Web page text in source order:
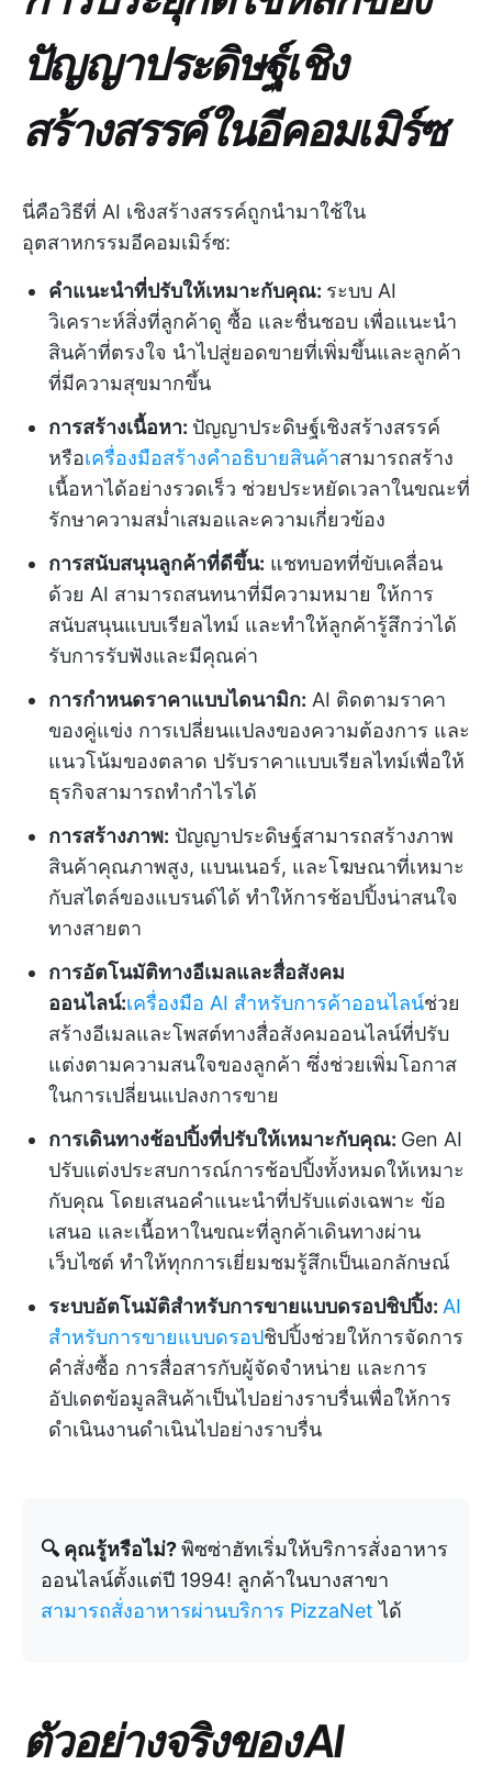
ปัญญาประดิษฐ์เชิง
สร้างสรรค์ในอีคอมเมิร์ซ
นี่คือวิธีที่ AI เชิงสร้างสรรค์ถูกนำมาใช้ใน
อุตสาหกรรมอีคอมเมิร์ซ:
คำแนะนำที่ปรับให้เหมาะกับคุณ: ระบบ AI
วิเคราะห์สิ่งที่ลูกค้าดู ซื้อ และชื่นชอบ เพื่อแนะนำ
สินค้าที่ตรงใจ นำไปสู่ยอดขายที่เพิ่มขึ้นและลูกค้า
ที่มีความสุขมากขึ้น
การสร้างเนื้อหา: ปัญญาประดิษฐ์เชิงสร้างสรรค์
หรือเครื่องมือสร้างคำอธิบายสินค้าสามารถสร้าง
เนื้อหาได้อย่างรวดเร็ว ช่วยประหยัดเวลาในขณะที่
รักษาความสม่ำเสมอและความเกี่ยวข้อง
การสนับสนุนลูกค้าที่ดีขึ้น: แชทบอทที่ขับเคลื่อน
ด้วย AI สามารถสนทนาที่มีความหมาย ให้การ
สนับสนุนแบบเรียลไทม์ และทำให้ลูกค้ารู้สึกว่าได้
รับการรับฟังและมีคุณค่า
การกำหนดราคาแบบไดนามิก: AI ติดตามราคา
ของคู่แข่ง การเปลี่ยนแปลงของความต้องการ และ
แนวโน้มของตลาด ปรับราคาแบบเรียลไทม์เพื่อให้
ธุรกิจสามารถทำกำไรได้
การสร้างภาพ: ปัญญาประดิษฐ์สามารถสร้างภาพ
สินค้าคุณภาพสูง, แบนเนอร์, และโฆษณาที่เหมาะ
กับสไตล์ของแบรนด์ได้ ทำให้การช้อปปิ้งน่าสนใจ
ทางสายตา
การอัตโนมัติทางอีเมลและสื่อสังคม
ออนไลน์:เครื่องมือ AI สำหรับการค้าออนไลน์ช่วย
สร้างอีเมลและโพสต์ทางสื่อสังคมออนไลน์ที่ปรับ
แต่งตามความสนใจของลูกค้า ซึ่งช่วยเพิ่มโอกาส
ในการเปลี่ยนแปลงการขาย
การเดินทางช้อปปิ้งที่ปรับให้เหมาะกับคุณ: Gen AI
ปรับแต่งประสบการณ์การช้อปปิ้งทั้งหมดให้เหมาะ
กับคุณ โดยเสนอคำแนะนำที่ปรับแต่งเฉพาะ ข้อ
เสนอ และเนื้อหาในขณะที่ลูกค้าเดินทางผ่าน
เว็บไซต์ ทำให้ทุกการเยี่ยมชมรู้สึกเป็นเอกลักษณ์
ระบบอัตโนมัติสำหรับการขายแบบดรอปชิปปิ้ง: AI
สำหรับการขายแบบดรอปชิปปิ้งช่วยให้การจัดการ
คำสั่งซื้อ การสื่อสารกับผู้จัดจำหน่าย และการ
อัปเดตข้อมูลสินค้าเป็นไปอย่างราบรื่นเพื่อให้การ
ดำเนินงานดำเนินไปอย่างราบรื่น
🔍 คุณรู้หรือไม่?พิซซ่าฮัทเริ่มให้บริการสั่งอาหาร
ออนไลน์ตั้งแต่ปี 1994! ลูกค้าในบางสาขา
สามารถสั่งอาหารผ่านบริการ PizzaNet ได้
ตัวอย่างจริงของ AI